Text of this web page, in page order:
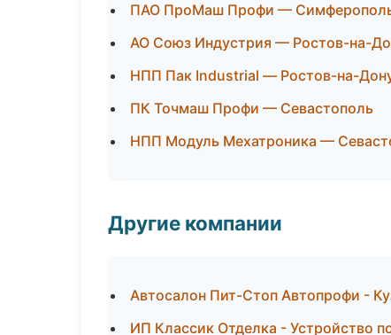
ПАО ПроМаш Профи —
АО Союз Индустрия — Ростов-на-
НПП Пак Industrial — Ростов-на-
ПК Точмаш Профи — Севастополь
НПП Модуль Мехатроника —
Другие компании
Автосалон Пит-Стоп Автопрофи -
ИП Классик Отделка - Устройство